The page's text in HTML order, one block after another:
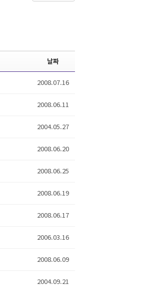
날짜
2008.07.16
2008.06.11
2004.05.27
2008.06.20
2008.06.25
2008.06.19
2008.06.17
2006.03.16
2008.06.09
2004.09.21